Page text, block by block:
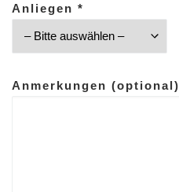
Anliegen *
Anmerkungen (optional)